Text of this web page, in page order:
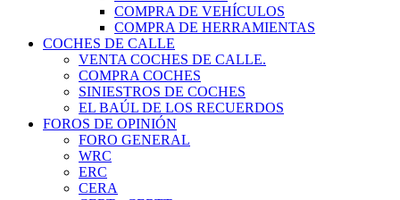
COMPRA DE VEHÍCULOS
COMPRA DE HERRAMIENTAS
COCHES DE CALLE
VENTA COCHES DE CALLE.
COMPRA COCHES
SINIESTROS DE COCHES
EL BAÚL DE LOS RECUERDOS
FOROS DE OPINIÓN
FORO GENERAL
WRC
ERC
CERA